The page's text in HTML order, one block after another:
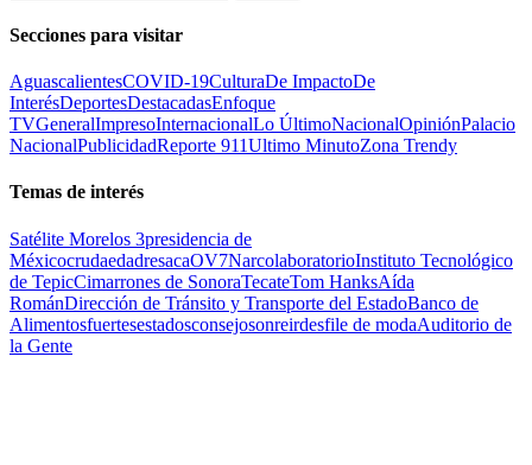
Secciones para visitar
AguascalientesCOVID-19CulturaDe ImpactoDe
InterésDeportesDestacadasEnfoque
TVGeneralImpresoInternacionalLo ÚltimoNacionalOpiniónPalacio
NacionalPublicidadReporte 911Ultimo MinutoZona Trendy
Temas de interés
Satélite Morelos 3presidencia de
MéxicocrudaedadresacaOV7NarcolaboratorioInstituto Tecnológico
de TepicCimarrones de SonoraTecateTom HanksAída
RománDirección de Tránsito y Transporte del EstadoBanco de
Alimentosfuertesestadosconsejosonreirdesfile de modaAuditorio de
la Gente